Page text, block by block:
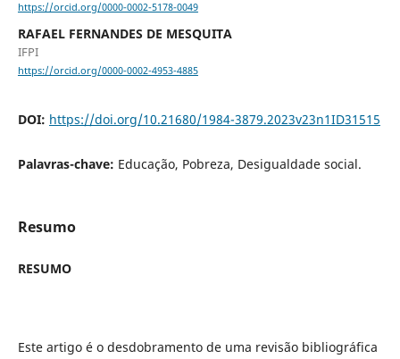
https://orcid.org/0000-0002-5178-0049
RAFAEL FERNANDES DE MESQUITA
IFPI
https://orcid.org/0000-0002-4953-4885
DOI: https://doi.org/10.21680/1984-3879.2023v23n1ID31515
Palavras-chave: Educação, Pobreza, Desigualdade social.
Resumo
RESUMO
Este artigo é o desdobramento de uma revisão bibliográfica